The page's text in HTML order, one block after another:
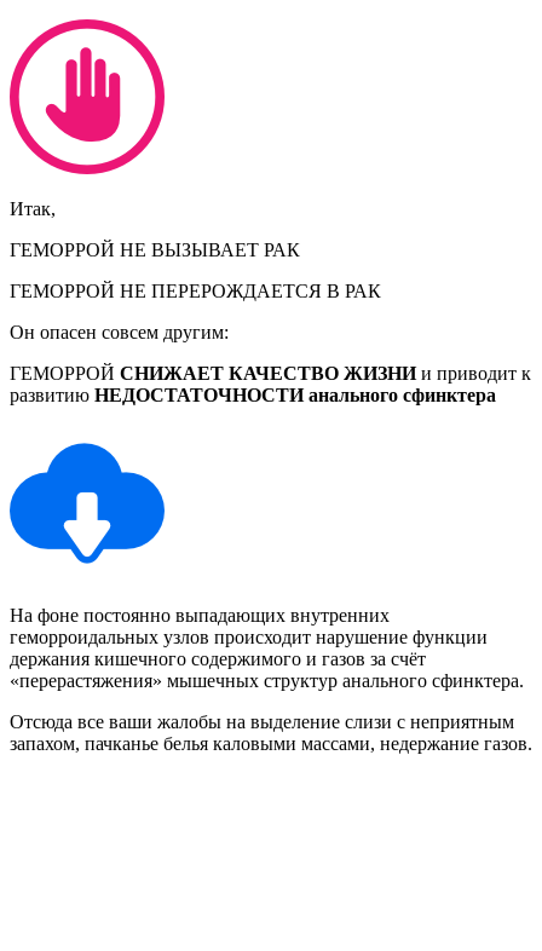
Итак,
ГЕМОРРОЙ НЕ ВЫЗЫВАЕТ РАК
ГЕМОРРОЙ НЕ ПЕРЕРОЖДАЕТСЯ В РАК
Он опасен совсем другим:
ГЕМОРРОЙ СНИЖАЕТ КАЧЕСТВО ЖИЗНИи приводит к
развитию НЕДОСТАТОЧНОСТИ анального сфинктера
На фоне постоянно выпадающих внутренних
геморроидальных узлов происходит нарушение функции
держания кишечного содержимого и газов за счёт
«перерастяжения» мышечных структур анального сфинктера.
Отсюда все ваши жалобы на выделение слизи с неприятным
запахом, пачканье белья каловыми массами, недержание газов.